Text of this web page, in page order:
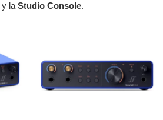
y la Studio Console.